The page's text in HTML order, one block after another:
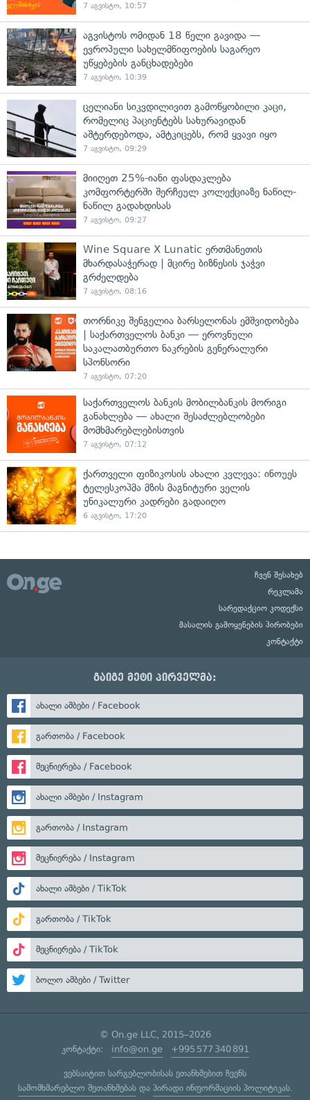
7 აგვისტო, 10:57
აგვისტოს ომიდან 18 წელი გავიდა —
ევროპული სახელმწიფოების საგარეო
უწყებების განცხადებები
7 აგვისტო, 10:39
ცელიანი სიკვდილივით გამოწყობილი კაცი,
რომელიც პაციენტებს სახურავიდან
აშტერდებოდა, ამტკიცებს, რომ ყვავი იყო
7 აგვისტო, 09:29
მიიღეთ 25%-იანი ფასდაკლება
კომფორტერში შერჩეულ კოლექციაზე ნაწილ-
ნაწილ გადახდისას
7 აგვისტო, 09:27
Wine Square X Lunatic ერთმანეთის
მხარდასაჭერად | მცირე ბიზნესის ჯაჭვი
გრძელდება
7 აგვისტო, 08:16
თორნიკე შენგელია ბარსელონას ემშვიდობება
| საქართველოს ბანკი — ეროვნული
საკალათბურთო ნაკრების გენერალური
სპონსორი
7 აგვისტო, 07:20
საქართველოს ბანკის მობილბანკის მორიგი
განახლება — ახალი შესაძლებლობები
მომხმარებლებისთვის
7 აგვისტო, 07:12
ქართველი ფიზიკოსის ახალი კვლევა: ინოუეს
ტელესკოპმა მზის მაგნიტური ველის
უნიკალური კადრები გადაიღო
6 აგვისტო, 17:20
ჩვენ შესახებ
რეკლამა
სარედაქციო კოდექსი
მასალის გამოყენების პირობები
კონტაქტი
გაიგე მეტი პირველმა:
ახალი ამბები / Facebook
გართობა / Facebook
მეცნიერება / Facebook
ახალი ამბები / Instagram
გართობა / Instagram
მეცნიერება / Instagram
ახალი ამბები / TikTok
გართობა / TikTok
მეცნიერება / TikTok
ბოლო ამბები / Twitter
© On.ge LLC, 2015–2026
კონტაქტი: info@on.ge +995 577 340 891
ვებსაიტით სარგებლობისას ეთანხმებით ჩვენს
სამომხმარებლო შეთანხმებასდა პირადი ინფორმაციის პოლიტიკას.